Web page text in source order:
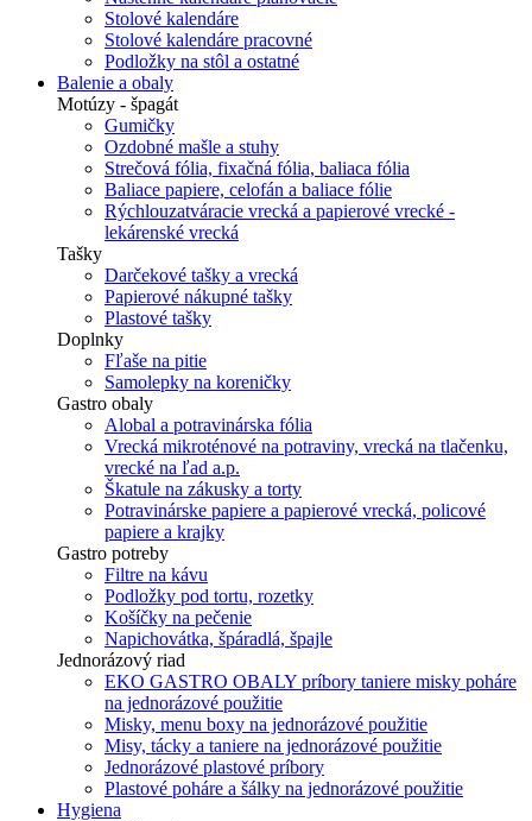
Stolové kalendáre
Stolové kalendáre pracovné
Podložky na stôl a ostatné
Balenie a obaly
Motúzy - špagát
Gumičky
Ozdobné mašle a stuhy
Strečová fólia, fixačná fólia, baliaca fólia
Baliace papiere, celofán a baliace fólie
Rýchlouzatváracie vrecká a papierové vrecké -
lekárenské vrecká
Tašky
Darčekové tašky a vrecká
Papierové nákupné tašky
Plastové tašky
Doplnky
Fľaše na pitie
Samolepky na koreničky
Gastro obaly
Alobal a potravinárska fólia
Vrecká mikroténové na potraviny, vrecká na tlačenku,
vrecké na ľad a.p.
Škatule na zákusky a torty
Potravinárske papiere a papierové vrecká, policové
papiere a krajky
Gastro potreby
Filtre na kávu
Podložky pod tortu, rozetky
Košíčky na pečenie
Napichovátka, špáradlá, špajle
Jednorázový riad
EKO GASTRO OBALY príbory taniere misky poháre
na jednorázové použitie
Misky, menu boxy na jednorázové použitie
Misy, tácky a taniere na jednorázové použitie
Jednorázové plastové príbory
Plastové poháre a šálky na jednorázové použitie
Hygiena